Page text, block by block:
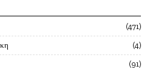
471
4
91